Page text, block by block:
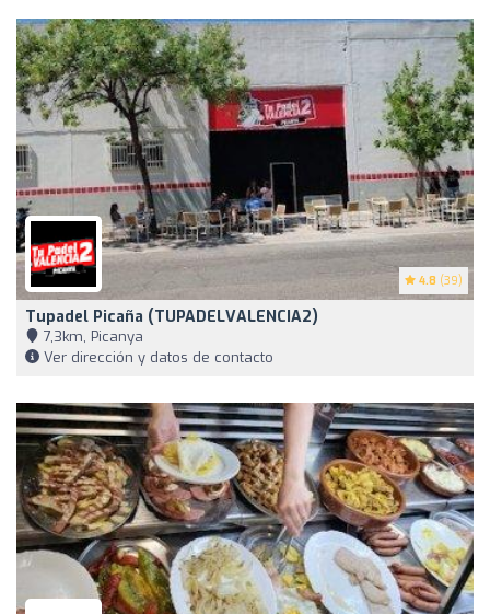
4.8 (39)
Tupadel Picaña (TUPADELVALENCIA2)
7,3km, Picanya
Ver dirección y datos de contacto